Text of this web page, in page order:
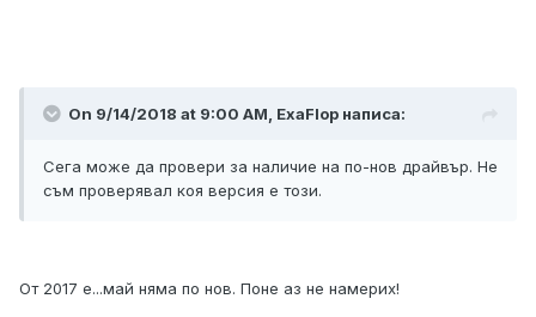
On 9/14/2018 at 9:00 AM, ExaFlop написа:
Сега може да провери за наличие на по-нов драйвър. Не
съм проверявал коя версия е този.
От 2017 е...май няма по нов. Поне аз не намерих!